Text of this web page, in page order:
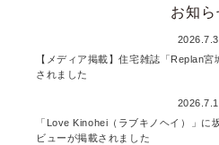
お知ら
【メディア掲載】住宅雑誌「Replan
されました
「Love Kinohei（ラブキノヘイ）」に
ビューが掲載されました